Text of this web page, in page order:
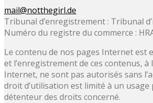
mail@notthegirl.de
Tribunal d’enregistrement : Tribunal
Numéro du registre du commerce :
Le contenu de nos pages Internet est
et l’enregistrement de ces contenus,
Internet, ne sont pas autorisés sans
droit d’utilisation est limité à un
détenteur des droits concerné.